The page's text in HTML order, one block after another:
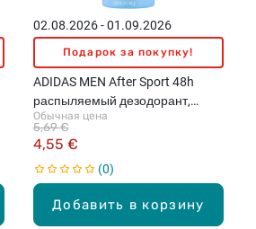
Добавить в корзину
02.08.2026 - 01.09.2026
Подарок за покупку!
ADIDAS MEN After Sport 48h
распыляемый дезодорант,
150мл
Обычная цена
4,55 €
5,69 €
0